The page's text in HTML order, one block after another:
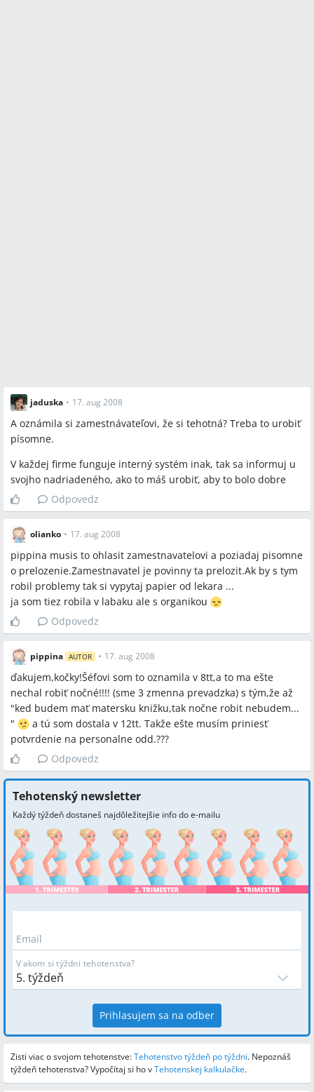
jaduska • 17. aug 2008
A oznámila si zamestnávateľovi, že si tehotná? Treba to urobiť
písomne.
V každej firme funguje interný systém inak, tak sa informuj u
svojho nadriadeného, ako to máš urobiť, aby to bolo dobre
Odpovedz
olianko • 17. aug 2008
pippina musis to ohlasit zamestnavatelovi a poziadaj pisomne
o prelozenie.Zamestnavatel je povinny ta prelozit.Ak by s tym
robil problemy tak si vypytaj papier od lekara ...
ja som tiez robila v labaku ale s organikou
Odpovedz
pippina AUTOR • 17. aug 2008
ďakujem,kočky!Šéfovi som to oznamila v 8tt,a to ma ešte
nechal robiť nočné!!!! (sme 3 zmenna prevadzka) s tým,že až
"ked budem mať matersku knižku,tak nočne robit nebudem...
"
a tú som dostala v 12tt. Takže ešte musím priniesť
potvrdenie na personalne odd.???
Odpovedz
Tehotenský newsletter
Každý týždeň dostaneš najdôležitejšie info do e-mailu
Email
V akom si týždni tehotenstva?
Prihlasujem sa na odber
Zisti viac o svojom tehotenstve:Tehotenstvo týždeň po týždni. Nepoznáš
týždeň tehotenstva? Vypočítaj si ho vTehotenskej kalkulačke.